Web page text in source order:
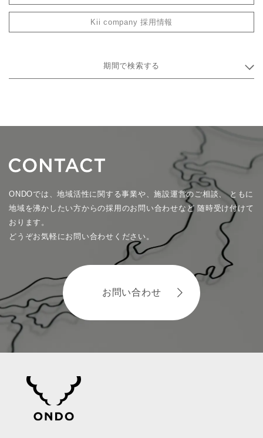
Kii company 採用情報
期間で検索する
ONDOでは、地域活性に関する事業や、施設運営のご相談、ともに
地域を沸かしたい方からの採用のお問い合わせなど 随時受け付けて
おります。
どうぞお気軽にお問い合わせください。
お問い合わせ